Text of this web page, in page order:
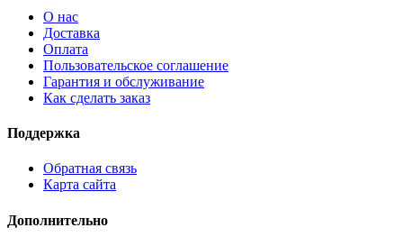
О нас
Доставка
Оплата
Пользовательское соглашение
Гарантия и обслуживание
Как сделать заказ
Поддержка
Обратная связь
Карта сайта
Дополнительно